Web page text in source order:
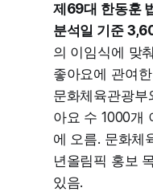
제69대 한동훈
분석일 기준
의 이임식에 맞
좋아요에 관여
문화체육관광
아요 수 1000개
에 오름. 문화체
년올림픽 홍보
있음.